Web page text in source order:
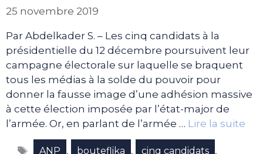
25 novembre 2019
Par Abdelkader S. – Les cinq candidats à la
présidentielle du 12 décembre poursuivent leur
campagne électorale sur laquelle se braquent
tous les médias à la solde du pouvoir pour
donner la fausse image d’une adhésion massive
à cette élection imposée par l’état-major de
l’armée. Or, en parlant de l’armée … Lire la suite
Étiquettes
ANP , bouteflika , cinq candidats ,